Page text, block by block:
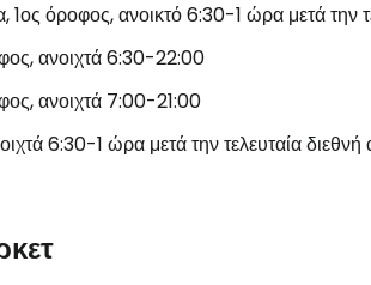
όροφος, ανοικτό 6:30-1 ώρα μετά την
ανοιχτά 6:30-22:00
ανοιχτά 7:00-21:00
6:30-1 ώρα μετά την τελευταία διεθνή